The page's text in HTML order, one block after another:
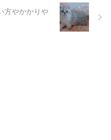
方やかかりや